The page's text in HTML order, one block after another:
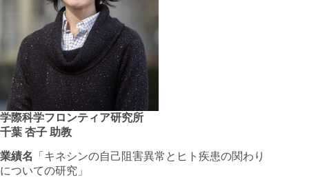
学際科学フロンティア研究所
千葉 杏子 助教
業績名
「キネシンの自己阻害異常とヒト疾患の関わり
についての研究」